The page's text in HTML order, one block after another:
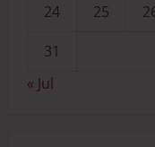
24
25
31
« Jul